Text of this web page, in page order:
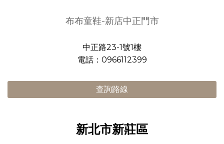
布布童鞋-新店中正門市
中正路23-1號1樓
電話：0966112399
查詢路線
新北市新莊區